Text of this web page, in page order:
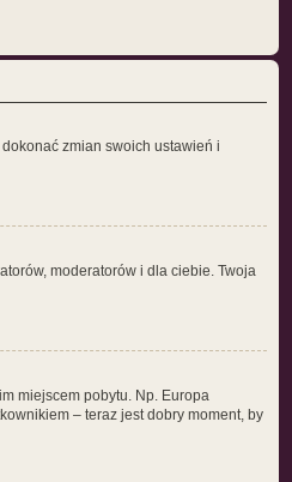
zmian swoich ustawień i
moderatorów i dla ciebie. Twoja
miejscem pobytu. Np. Europa
– teraz jest dobry moment, by